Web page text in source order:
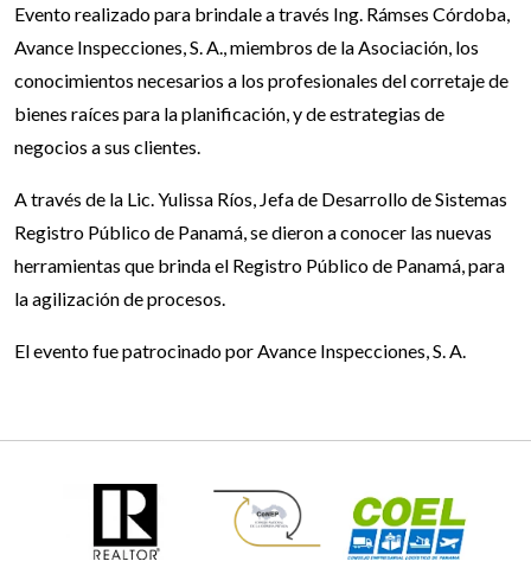
Evento realizado para brindale a través Ing. Rámses Córdoba,
Avance Inspecciones, S. A., miembros de la Asociación, los
conocimientos necesarios a los profesionales del corretaje de
bienes raíces para la planificación, y de estrategias de
negocios a sus clientes.
A través de la Lic. Yulissa Ríos, Jefa de Desarrollo de Sistemas
Registro Público de Panamá, se dieron a conocer las nuevas
herramientas que brinda el Registro Público de Panamá, para
la agilización de procesos.
El evento fue patrocinado por Avance Inspecciones, S. A.